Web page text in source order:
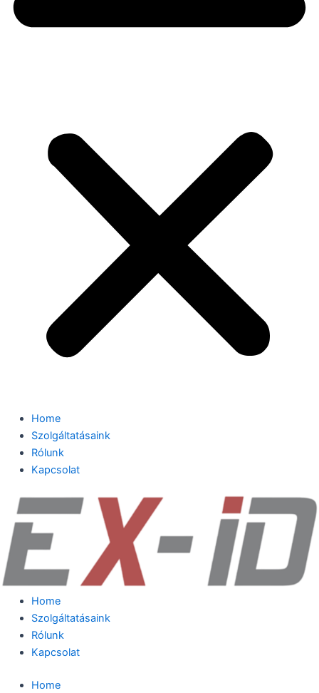
Home
Szolgáltatásaink
Rólunk
Kapcsolat
Home
Szolgáltatásaink
Rólunk
Kapcsolat
Home